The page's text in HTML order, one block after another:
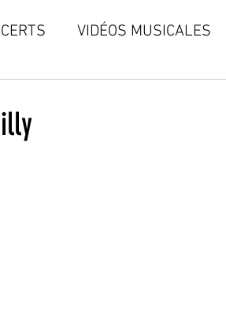
VIDÉOS MUSICALES